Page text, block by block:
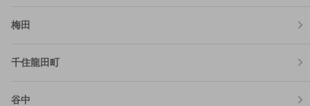
梅田
千住龍田町
谷中